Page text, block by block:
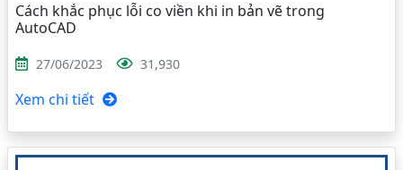
Cách khắc phục lỗi co viền khi in bản vẽ trong
AutoCAD
27/06/2023 31,930
Xem chi tiết